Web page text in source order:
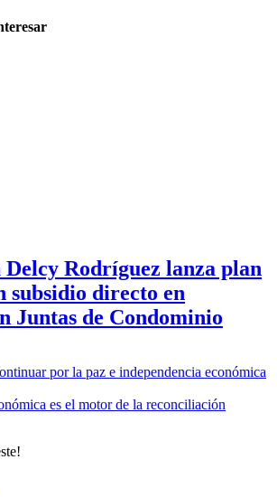
Delcy Rodríguez lanza plan
subsidio directo en
Juntas de Condominio
por la paz e independencia económica
es el motor de la reconciliación